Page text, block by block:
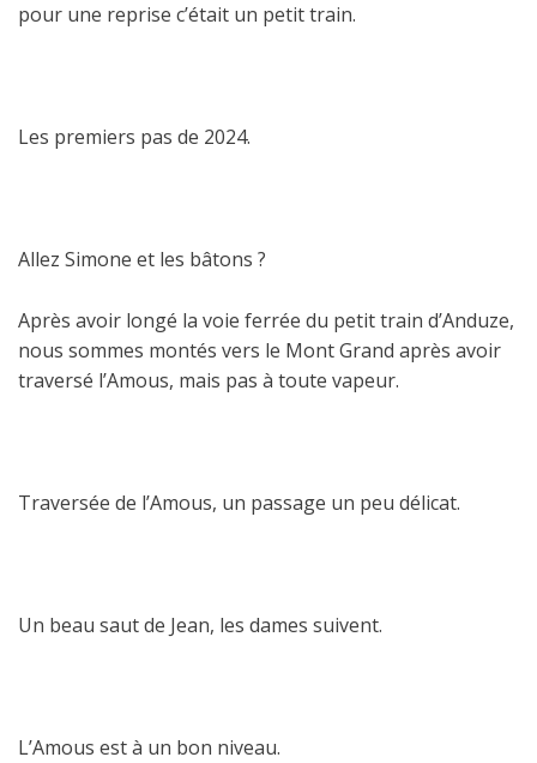
pour une reprise c’était un petit train.
Les premiers pas de 2024.
Allez Simone et les bâtons ?
Après avoir longé la voie ferrée du petit train d’Anduze,
nous sommes montés vers le Mont Grand après avoir
traversé l’Amous, mais pas à toute vapeur.
Traversée de l’Amous, un passage un peu délicat.
Un beau saut de Jean, les dames suivent.
L’Amous est à un bon niveau.